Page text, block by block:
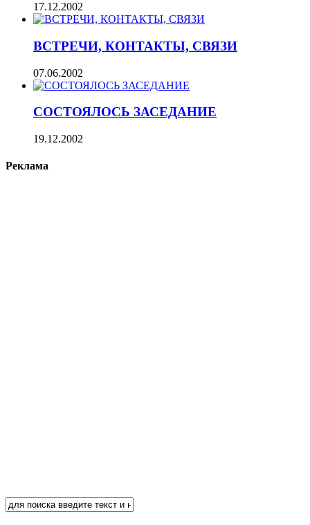
17.12.2002
ВСТРЕЧИ, КОНТАКТЫ, СВЯЗИ
07.06.2002
СОСТОЯЛОСЬ ЗАСЕДАНИЕ
19.12.2002
Реклама